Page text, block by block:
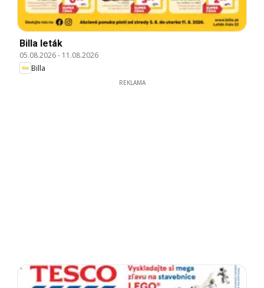
Billa leták
05.08.2026- 11.08.2026
Billa
REKLAMA